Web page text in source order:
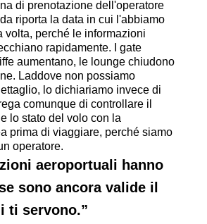
di prenotazione dell'operatore
riporta la data in cui l'abbiamo
volta, perché le informazioni
rapidamente. I gate
aumentano, le lounge chiudono
Laddove non possiamo
lo dichiariamo invece di
comunque di controllare il
lo stato del volo con la
prima di viaggiare, perché siamo
operatore.
aeroportuali hanno
sono ancora valide il
ti servono.”